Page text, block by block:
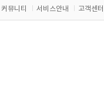
커뮤니티 서비스안내 고객센터